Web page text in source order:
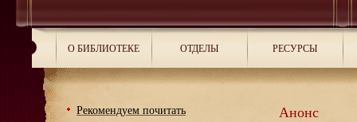
О БИБЛИОТЕКЕ ОТДЕЛЫ РЕСУРСЫ
Рекомендуем почитать
Анонс